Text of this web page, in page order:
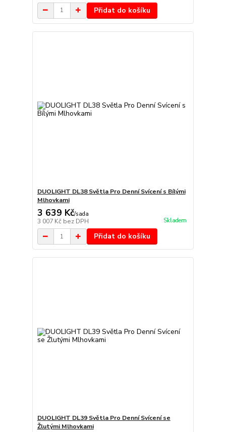
Přidat do košíku
DUOLIGHT DL38 Světla Pro Denní Svícení s Bílými
Mlhovkami
3 639 Kč/sada
3 007 Kč bez DPH Skladem
Přidat do košíku
DUOLIGHT DL39 Světla Pro Denní Svícení se
Žlutými Mlhovkami